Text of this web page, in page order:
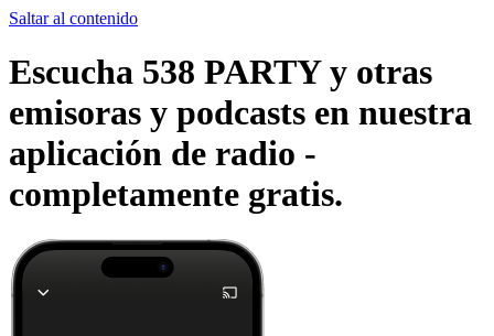
Saltar al contenido
Escucha 538 PARTY y otras
emisoras y podcasts en nuestra
aplicación de radio -
completamente gratis.